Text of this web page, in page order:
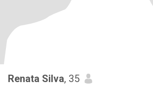
Renata Silva, 35